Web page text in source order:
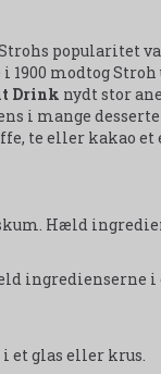
popularitet
modtog
Drink nydt stor
i mange
te eller kakao
Hæld
ingredienserne
et glas eller krus.